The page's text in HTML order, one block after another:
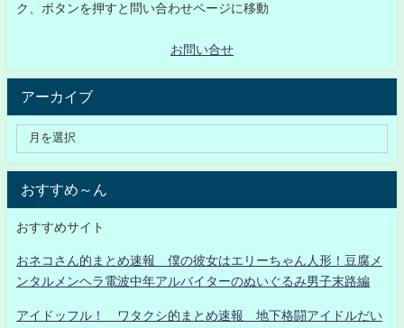
ク、ボタンを押すと問い合わせページに移動
お問い合せ
アーカイブ
おすすめ～ん
おすすめサイト
おネコさん的まとめ速報 僕の彼女はエリーちゃん人形！豆腐メ
ンタルメンヘラ電波中年アルバイターのぬいぐるみ男子末路編
アイドッフル！ ワタクシ的まとめ速報 地下格闘アイドルだい